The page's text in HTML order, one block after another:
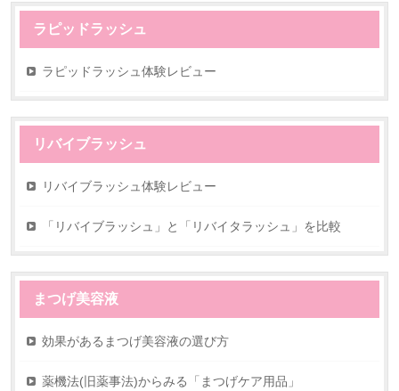
ラピッドラッシュ
ラピッドラッシュ体験レビュー
リバイブラッシュ
リバイブラッシュ体験レビュー
「リバイブラッシュ」と「リバイタラッシュ」を比較
まつげ美容液
効果があるまつげ美容液の選び方
薬機法(旧薬事法)からみる「まつげケア用品」